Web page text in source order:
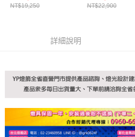
NT$19,250 NT$22,900
詳細說明